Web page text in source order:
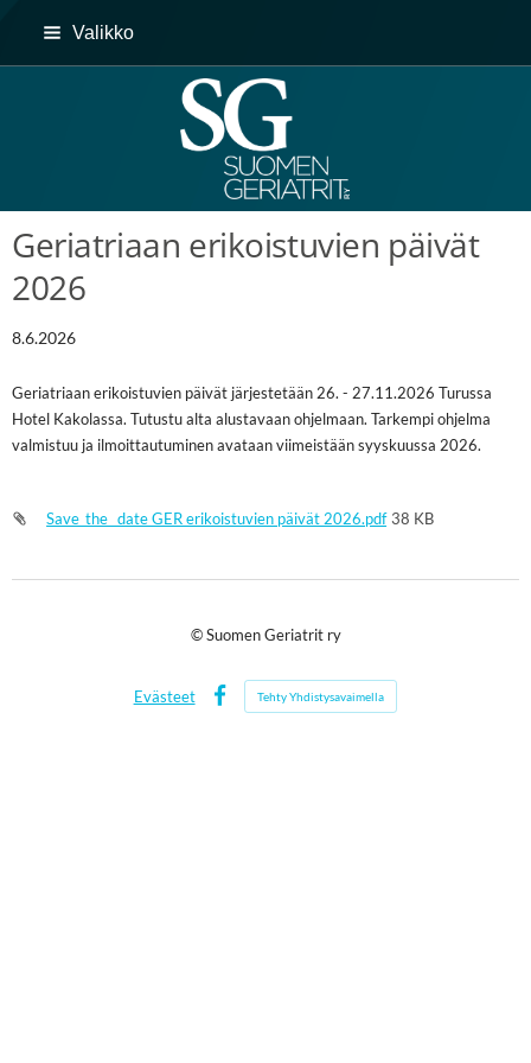
Siirry
Valikko
Suomen Geriatrit ry
Geriatriaan erikoistuvien päivät
2026
8.6.2026
Geriatriaan erikoistuvien päivät järjestetään 26. - 27.11.2026 Turussa
Hotel Kakolassa. Tutustu alta alustavaan ohjelmaan. Tarkempi ohjelma
valmistuu ja ilmoittautuminen avataan viimeistään syyskuussa 2026.
Save_the _date GER erikoistuvien päivät 2026.pdf 38 KB
©Suomen Geriatrit ry
Evästeet
Facebook
Tehty Yhdistysavaimella